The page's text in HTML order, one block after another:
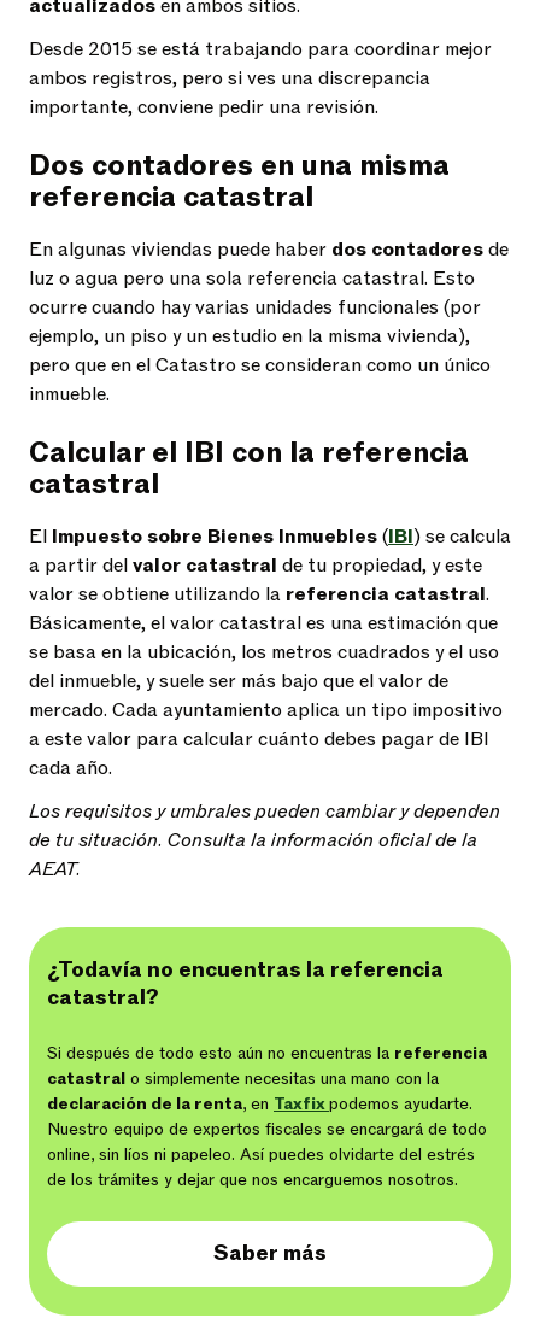
actualizadosen ambos sitios.
Desde 2015 se está trabajando para coordinar mejor
ambos registros, pero si ves una discrepancia
importante, conviene pedir una revisión.
Dos contadores en una misma
referencia catastral
En algunas viviendas puede haber dos contadoresde
luz o agua pero una sola referencia catastral. Esto
ocurre cuando hay varias unidades funcionales (por
ejemplo, un piso y un estudio en la misma vivienda),
pero que en el Catastro se consideran como un único
inmueble.
Calcular el IBI con la referencia
catastral
El Impuesto sobre Bienes Inmuebles(IBI) se calcula
a partir delvalor catastral de tu propiedad, y este
valor se obtiene utilizando la referencia catastral.
Básicamente, el valor catastral es una estimación que
se basa en la ubicación, los metros cuadrados y el uso
del inmueble, y suele ser más bajo que el valor de
mercado. Cada ayuntamiento aplica un tipo impositivo
a este valor para calcular cuánto debes pagar de IBI
cada año.
Los requisitos y umbrales pueden cambiar y dependen
de tu situación. Consulta la información oficial de la
AEAT.
¿Todavía no encuentras la referencia
catastral?
Si después de todo esto aún no encuentras la referencia
catastral o simplemente necesitas una mano con la
declaración de la renta, en Taxfixpodemos ayudarte.
Nuestro equipo de expertos fiscales se encargará de todo
online, sin líos ni papeleo. Así puedes olvidarte del estrés
de los trámites y dejar que nos encarguemos nosotros.
Saber más